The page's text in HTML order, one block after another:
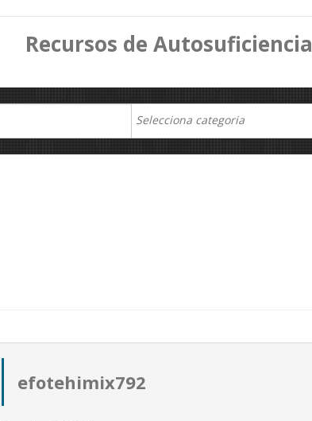
Recursos de Autosuficiencia
efotehimix792